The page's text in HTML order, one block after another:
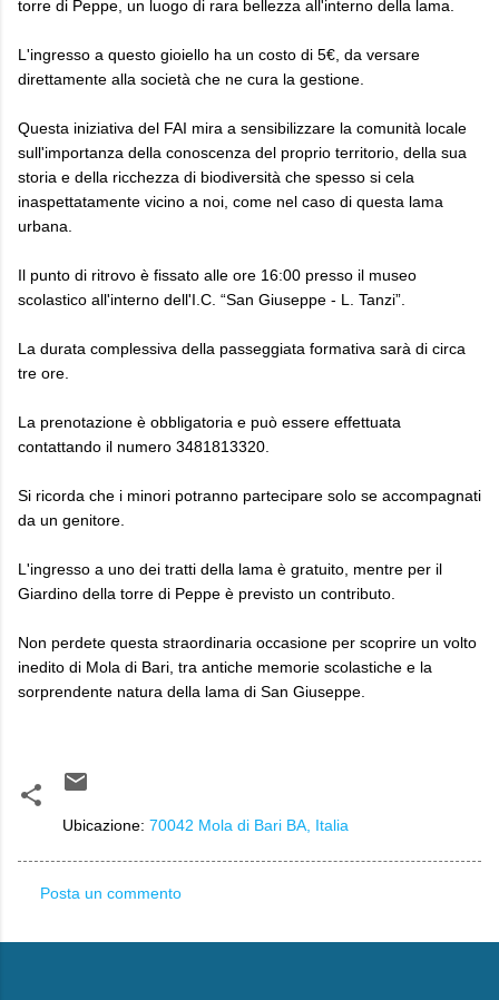
torre di Peppe, un luogo di rara bellezza all'interno della lama.
L'ingresso a questo gioiello ha un costo di 5€, da versare
direttamente alla società che ne cura la gestione.
Questa iniziativa del FAI mira a sensibilizzare la comunità locale
sull'importanza della conoscenza del proprio territorio, della sua
storia e della ricchezza di biodiversità che spesso si cela
inaspettatamente vicino a noi, come nel caso di questa lama
urbana.
Il punto di ritrovo è fissato alle ore 16:00 presso il museo
scolastico all'interno dell'I.C. “San Giuseppe - L. Tanzi”.
La durata complessiva della passeggiata formativa sarà di circa
tre ore.
La prenotazione è obbligatoria e può essere effettuata
contattando il numero 3481813320.
Si ricorda che i minori potranno partecipare solo se accompagnati
da un genitore.
L'ingresso a uno dei tratti della lama è gratuito, mentre per il
Giardino della torre di Peppe è previsto un contributo.
Non perdete questa straordinaria occasione per scoprire un volto
inedito di Mola di Bari, tra antiche memorie scolastiche e la
sorprendente natura della lama di San Giuseppe.
Ubicazione: 70042 Mola di Bari BA, Italia
o
Posta un commento